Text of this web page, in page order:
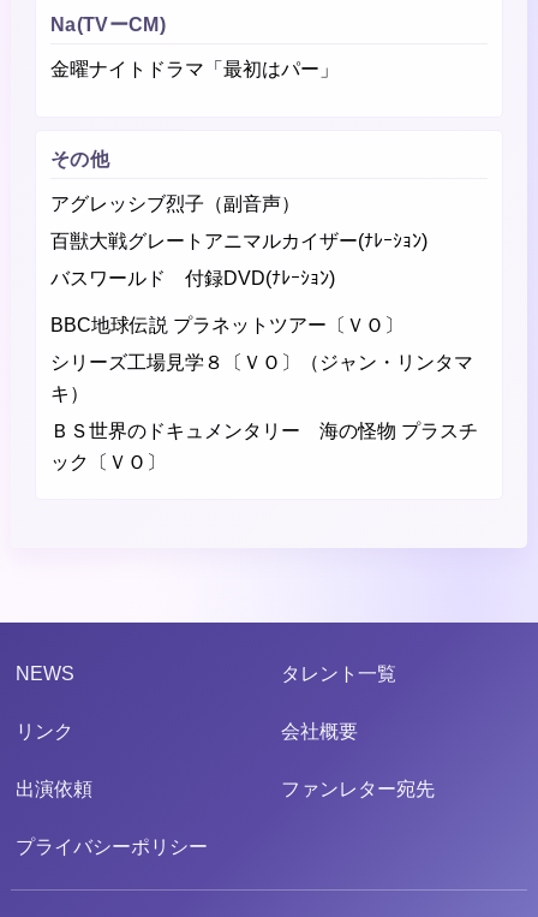
Na(TVーCM)
金曜ナイトドラマ「最初はパー」
その他
アグレッシブ烈子（副音声）
百獣大戦グレートアニマルカイザー(ﾅﾚｰｼｮﾝ)
バスワールド 付録DVD(ﾅﾚｰｼｮﾝ)
BBC地球伝説 プラネットツアー〔ＶＯ〕
シリーズ工場見学８〔ＶＯ〕（ジャン・リンタマ
キ）
ＢＳ世界のドキュメンタリー 海の怪物 プラスチ
ック〔ＶＯ〕
NEWS タレント一覧
リンク 会社概要
出演依頼 ファンレター宛先
プライバシーポリシー